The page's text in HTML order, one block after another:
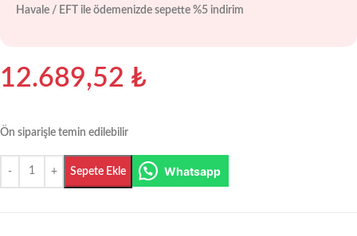
Havale / EFT ile ödemenizde sepette %5 indirim
12.689,52 ₺
Ön siparişle temin edilebilir
Sepete Ekle Whatsapp